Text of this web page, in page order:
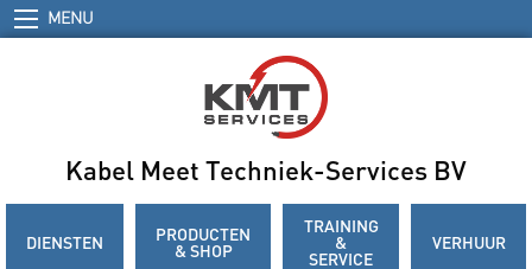
MENU
Kabel Meet Techniek-Services BV
DIENSTEN PRODUCTEN
& SHOP
TRAINING
&
SERVICE
VERHUUR